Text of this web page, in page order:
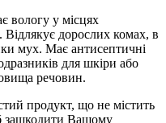
вологу у місцях
Відлякує дорослих комах, в
мух. Має антисептичні
для шкіри або
речовин.
продукт, що не містить
зашкодити Вашому